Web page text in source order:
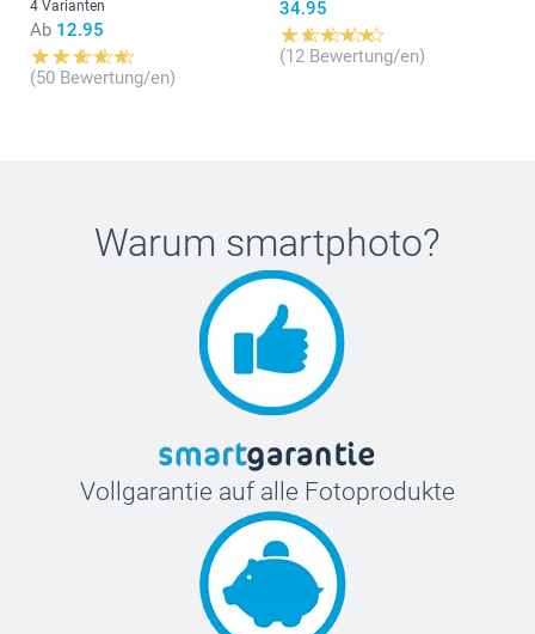
4 Varianten
Ab 12.95
(50 Bewertung/en)
34.95
(12 Bewertung/en)
Warum smartphoto?
Vollgarantie auf alle Fotoprodukte